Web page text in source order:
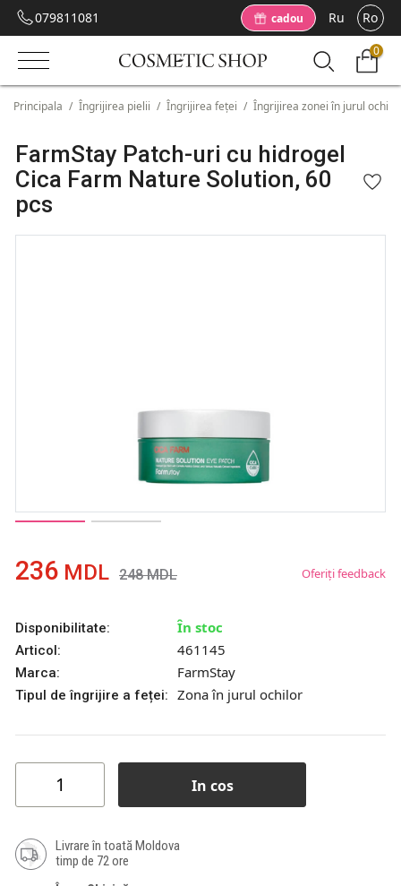
079811081 cadou Ru Ro
0
Principala / Îngrijirea pielii / Îngrijirea feței / Îngrijirea zonei în jurul ochilor
FarmStay Patch-uri cu hidrogel
Cica Farm Nature Solution, 60
pcs
236 MDL 248MDL Oferiți feedback
Disponibilitate: În stoc
Articol: 461145
Marca: FarmStay
Tipul de îngrijire a feței: Zona în jurul ochilor
In cos
Livrare în toată Moldova
timp de 72 ore